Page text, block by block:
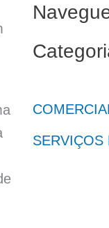
SERVIÇOS